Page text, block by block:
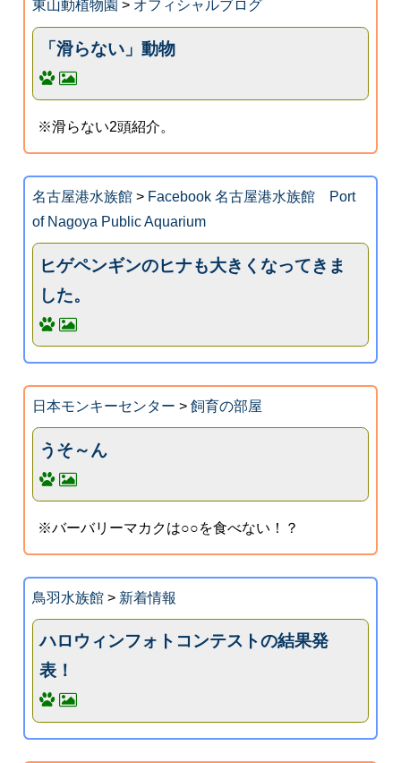
東山動植物園 > オフィシャルブログ
「滑らない」動物
※滑らない2頭紹介。
名古屋港水族館> Facebook 名古屋港水族館 Port
of Nagoya Public Aquarium
ヒゲペンギンのヒナも大きくなってきま
した。
日本モンキーセンター > 飼育の部屋
うそ～ん
※バーバリーマカクは○○を食べない！？
鳥羽水族館> 新着情報
ハロウィンフォトコンテストの結果発
表！